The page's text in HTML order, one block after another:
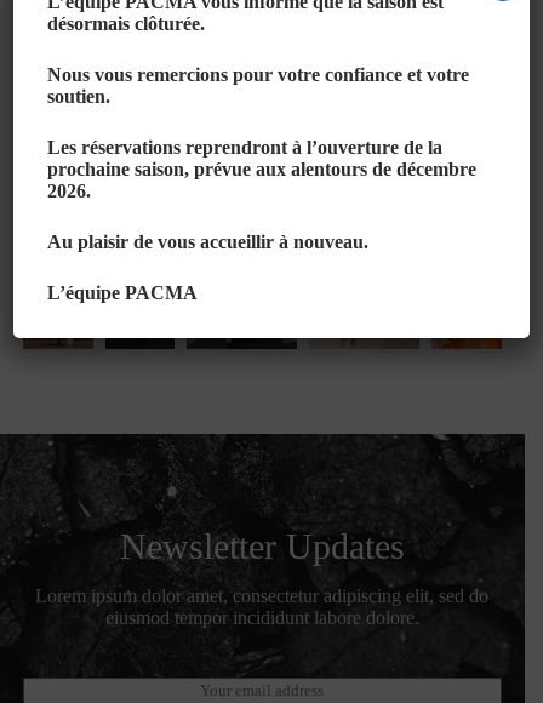
Newsletter Updates
Lorem ipsum dolor amet, consectetur adipiscing elit, sed do
eiusmod tempor incididunt labore dolore.
désormais clôturée.
Nous vous remercions pour votre confiance et votre
soutien.
Les réservations reprendront à l’ouverture de la
prochaine saison, prévue aux alentours de décembre
2026.
Au plaisir de vous accueillir à nouveau.
L’équipe PACMA